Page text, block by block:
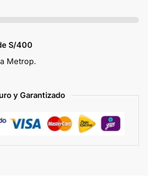
S/400
Metrop.
y Garantizado